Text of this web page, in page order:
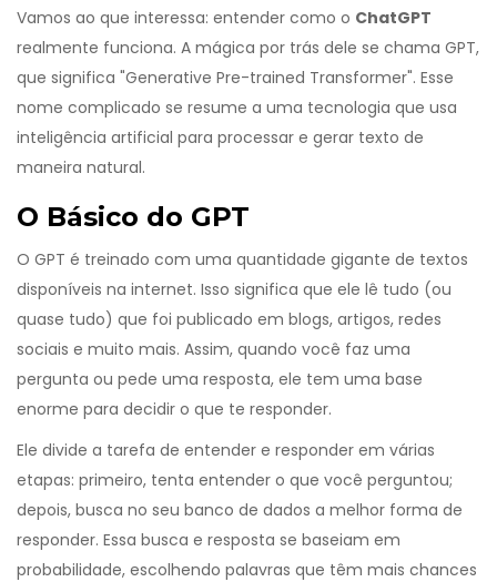
Vamos ao que interessa: entender como o ChatGPT
realmente funciona. A mágica por trás dele se chama GPT,
que significa "Generative Pre-trained Transformer". Esse
nome complicado se resume a uma tecnologia que usa
inteligência artificial para processar e gerar texto de
maneira natural.
O Básico do GPT
O GPT é treinado com uma quantidade gigante de textos
disponíveis na internet. Isso significa que ele lê tudo (ou
quase tudo) que foi publicado em blogs, artigos, redes
sociais e muito mais. Assim, quando você faz uma
pergunta ou pede uma resposta, ele tem uma base
enorme para decidir o que te responder.
Ele divide a tarefa de entender e responder em várias
etapas: primeiro, tenta entender o que você perguntou;
depois, busca no seu banco de dados a melhor forma de
responder. Essa busca e resposta se baseiam em
probabilidade, escolhendo palavras que têm mais chances